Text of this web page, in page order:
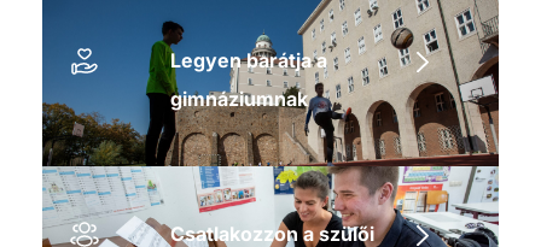
Legyen barátja a
gimnáziumnak
Csatlakozzon a szülői